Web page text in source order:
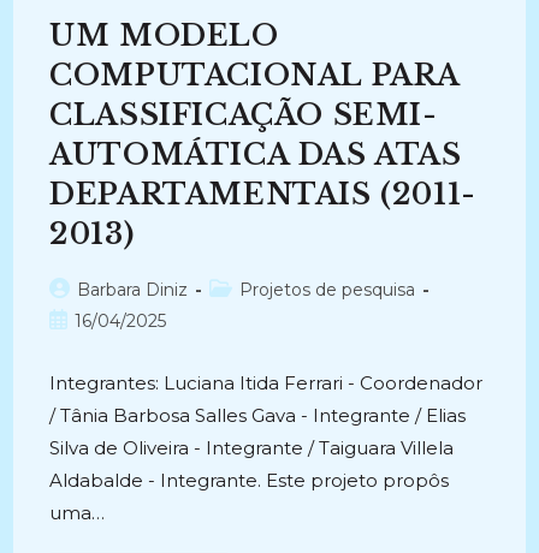
2004)
UM MODELO
COMPUTACIONAL PARA
CLASSIFICAÇÃO SEMI-
AUTOMÁTICA DAS ATAS
DEPARTAMENTAIS (2011-
2013)
Autor
do
Barbara Diniz
Categoria
Projetos de pesquisa
Post16/04/2025
Integrantes: Luciana Itida Ferrari - Coordenador
/ Tânia Barbosa Salles Gava - Integrante / Elias
Silva de Oliveira - Integrante / Taiguara Villela
Aldabalde - Integrante. Este projeto propôs
uma…